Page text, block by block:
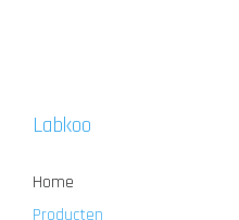
Labkoo
Home
Producten